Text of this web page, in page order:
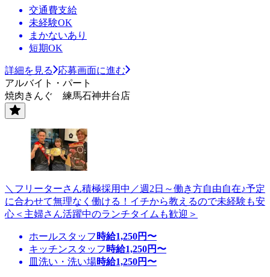
交通費支給
未経験OK
まかないあり
短期OK
詳細を見る
応募画面に進む
アルバイト・パート
焼肉きんぐ 練馬石神井台店
＼フリーターさん積極採用中／週2日～働き方自由自在♪予定
に合わせて無理なく働ける！イチから教えるので未経験も安
心＜主婦さん活躍中のランチタイムも歓迎＞
ホールスタッフ 時給1,250円〜
キッチンスタッフ 時給1,250円〜
皿洗い・洗い場時給1,250円〜